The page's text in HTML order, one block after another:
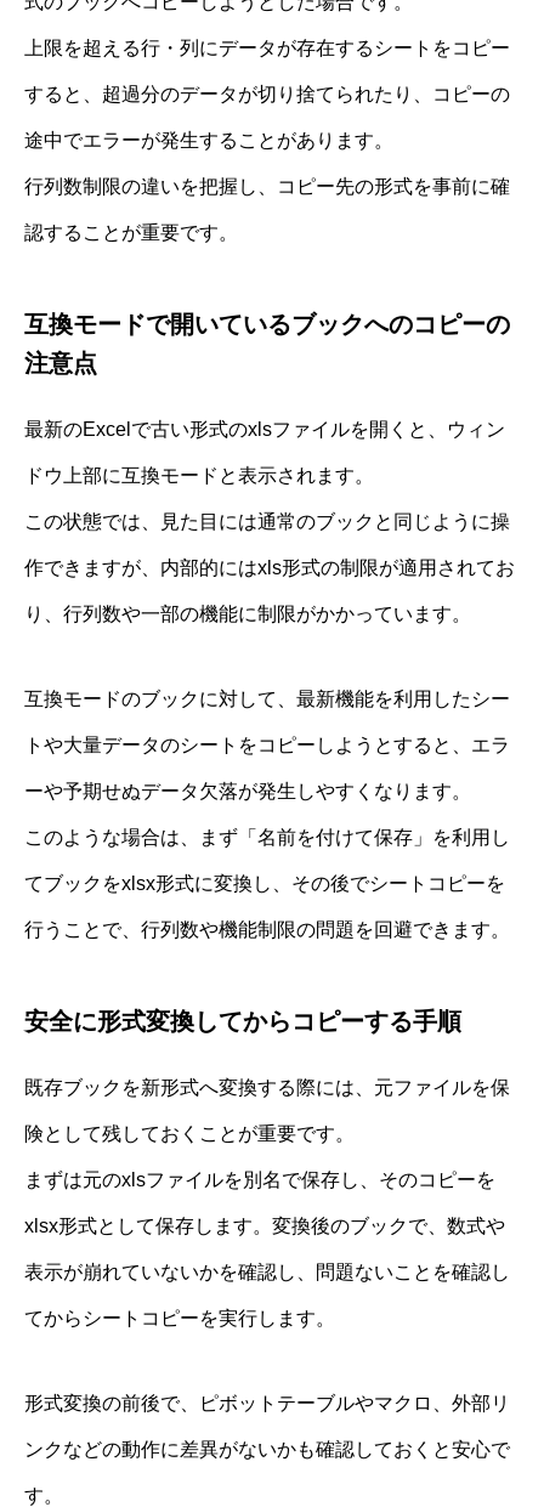
上限を超える行・列にデータが存在するシートをコピー
すると、超過分のデータが切り捨てられたり、コピーの
途中でエラーが発生することがあります。
行列数制限の違いを把握し、コピー先の形式を事前に確
認することが重要です。
互換モードで開いているブックへのコピーの
注意点
最新のExcelで古い形式のxlsファイルを開くと、ウィン
ドウ上部に互換モードと表示されます。
この状態では、見た目には通常のブックと同じように操
作できますが、内部的にはxls形式の制限が適用されてお
り、行列数や一部の機能に制限がかかっています。
互換モードのブックに対して、最新機能を利用したシー
トや大量データのシートをコピーしようとすると、エラ
ーや予期せぬデータ欠落が発生しやすくなります。
このような場合は、まず「名前を付けて保存」を利用し
てブックをxlsx形式に変換し、その後でシートコピーを
行うことで、行列数や機能制限の問題を回避できます。
安全に形式変換してからコピーする手順
既存ブックを新形式へ変換する際には、元ファイルを保
険として残しておくことが重要です。
まずは元のxlsファイルを別名で保存し、そのコピーを
xlsx形式として保存します。変換後のブックで、数式や
表示が崩れていないかを確認し、問題ないことを確認し
てからシートコピーを実行します。
形式変換の前後で、ピボットテーブルやマクロ、外部リ
ンクなどの動作に差異がないかも確認しておくと安心で
す。